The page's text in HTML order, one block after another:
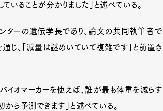
ることが分かりました」と述べている。
ンターの遺伝学長であり、論文の共同執筆者で
通じ、「減量は謎めいていて複雑です」と前置き
イオマーカーを使えば、誰が最も体重を減らす
ら予測できます」と述べている。